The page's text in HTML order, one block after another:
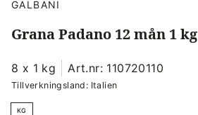
GALBANI
Grana Padano 12 mån 1 kg
8 x 1 kg Art.nr: 110720110
Tillverkningsland: Italien
KG